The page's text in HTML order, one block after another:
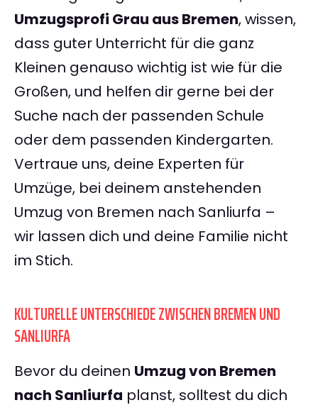
Umzugsprofi Grau aus Bremen, wissen,
dass guter Unterricht für die ganz
Kleinen genauso wichtig ist wie für die
Großen, und helfen dir gerne bei der
Suche nach der passenden Schule
oder dem passenden Kindergarten.
Vertraue uns, deine Experten für
Umzüge, bei deinem anstehenden
Umzug von Bremen nach Sanliurfa –
wir lassen dich und deine Familie nicht
im Stich.
KULTURELLE UNTERSCHIEDE ZWISCHEN BREMEN UND
SANLIURFA
Bevor du deinen Umzug von Bremen
nach Sanliurfa planst, solltest du dich